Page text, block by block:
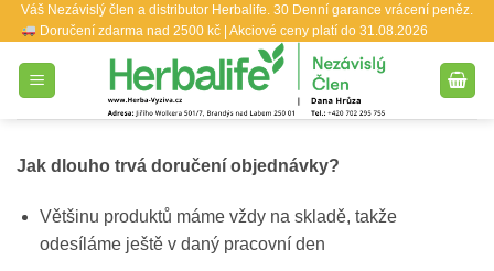
Přeskočit
na
obsah
Váš Nezávislý člen a distributor Herbalife. 30 Denní garance vrácení peněz.
Doručení zdarma nad 2500 kč | Akciové ceny platí do 31.08.2026
Jak dlouho trvá doručení objednávky?
Většinu produktů máme vždy na skladě, takže
odesíláme ještě v daný pracovní den